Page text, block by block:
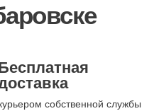
собственной службы